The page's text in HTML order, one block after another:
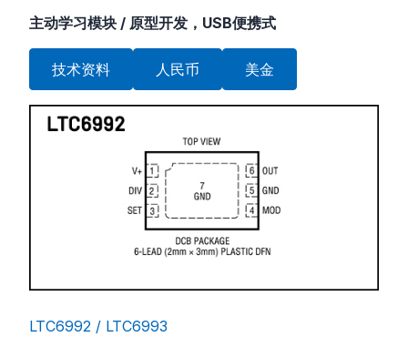
主动学习模块 / 原型开发，USB便携式
技术资料 人民币 美金
LTC6992 / LTC6993